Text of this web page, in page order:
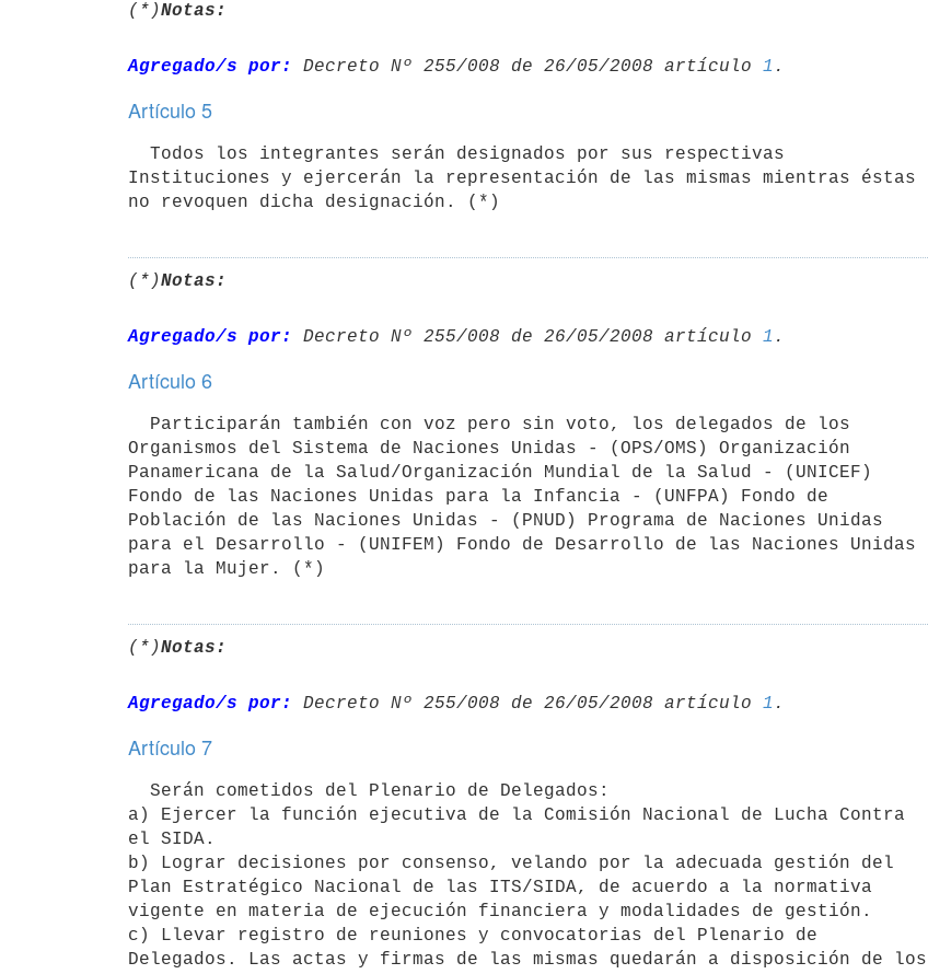
(*)Notas:
Agregado/s por: Decreto Nº 255/008 de 26/05/2008 artículo 1
Artículo 5
Instituciones y ejercerán la representación de las mismas mientras éstas
no revoquen dicha designación. (*)
(*)Notas:
Agregado/s por: Decreto Nº 255/008 de 26/05/2008 artículo 1
Artículo 6
Organismos del Sistema de Naciones Unidas - (OPS/OMS) Organización
Panamericana de la Salud/Organización Mundial de la Salud - (UNICEF)
Fondo de las Naciones Unidas para la Infancia - (UNFPA) Fondo de
Población de las Naciones Unidas - (PNUD) Programa de Naciones Unidas
para el Desarrollo - (UNIFEM) Fondo de Desarrollo de las Naciones Unidas
(*)Notas:
Agregado/s por: Decreto Nº 255/008 de 26/05/2008 artículo 1
Artículo 7
a) Ejercer la función ejecutiva de la Comisión Nacional de Lucha Contra
el SIDA.
b) Lograr decisiones por consenso, velando por la adecuada gestión del
Plan Estratégico Nacional de las ITS/SIDA, de acuerdo a la normativa
vigente en materia de ejecución financiera y modalidades de gestión.
c) Llevar registro de reuniones y convocatorias del Plenario de
Delegados. Las actas y firmas de las mismas quedarán a disposición de los